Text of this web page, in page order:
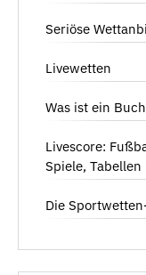
Seriöse
Livewetten
Was ist ein
Livescore:
Spiele,
Die